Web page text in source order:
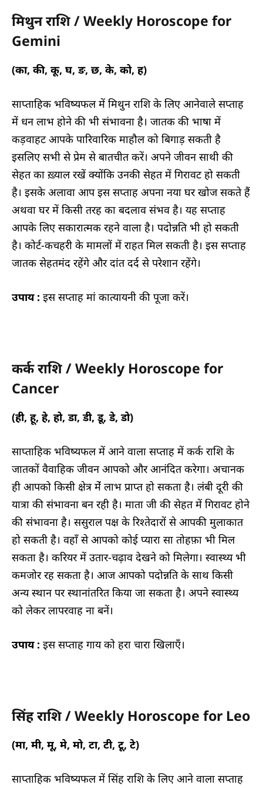
मिथुन राशि / Weekly Horoscope for
Gemini
(का, की, कू, घ, ङ, छ, के, को, ह)
साप्ताहिक भविष्यफल में मिथुन राशि के लिए आनेवाले सप्ताह
में धन लाभ होने की भी संभावना है। जातक की भाषा में
कड़वाहट आपके पारिवारिक माहौल को बिगाड़ सकती है
इसलिए सभी से प्रेम से बातचीत करें। अपने जीवन साथी की
सेहत का ख़्याल रखें क्योंकि उनकी सेहत में गिरावट हो सकती
है। इसके अलावा आप इस सप्ताह अपना नया घर खोज सकते हैं
अथवा घर में किसी तरह का बदलाव संभव है। यह सप्ताह
आपके लिए सकारात्मक रहने वाला है। पदोन्नति भी हो सकती
है। कोर्ट-कचहरी के मामलों में राहत मिल सकती है। इस सप्ताह
जातक सेहतमंद रहेंगे और दांत दर्द से परेशान रहेंगे।
उपाय : इस सप्ताह मां कात्यायनी की पूजा करें।
कर्क राशि / Weekly Horoscope for
Cancer
(ही, हू, हे, हो, डा, डी, डू, डे, डो)
साप्ताहिक भविष्यफल में आने वाला सप्ताह में कर्क राशि के
जातकों वैवाहिक जीवन आपको और आनंदित करेगा। अचानक
ही आपको किसी क्षेत्र मेंं लाभ प्राप्त हो सकता है। लंबी दूरी की
यात्रा की संभावना बन रही है। माता जी की सेहत में गिरावट होने
की संभावना है। ससुराल पक्ष के रिश्तेदारों से आपकी मुलाकात
हो सकती है। वहाँ से आपको कोई प्यारा सा तोहफ़ा भी मिल
सकता है। करियर में उतार-चढ़ाव देखने को मिलेगा। स्वास्थ्य भी
कमजोर रह सकता है। आज आपको पदोन्नति के साथ किसी
अन्य स्थान पर स्थानांतरित किया जा सकता है। अपने स्वास्थ्य
को लेकर लापरवाह ना बनें।
उपाय : इस सप्ताह गाय को हरा चारा खिलाएँ।
सिंह राशि / Weekly Horoscope for Leo
(मा, मी, मू, मे, मो, टा, टी, टू, टे)
साप्ताहिक भविष्यफल में सिंह राशि के लिए आने वाला सप्ताह